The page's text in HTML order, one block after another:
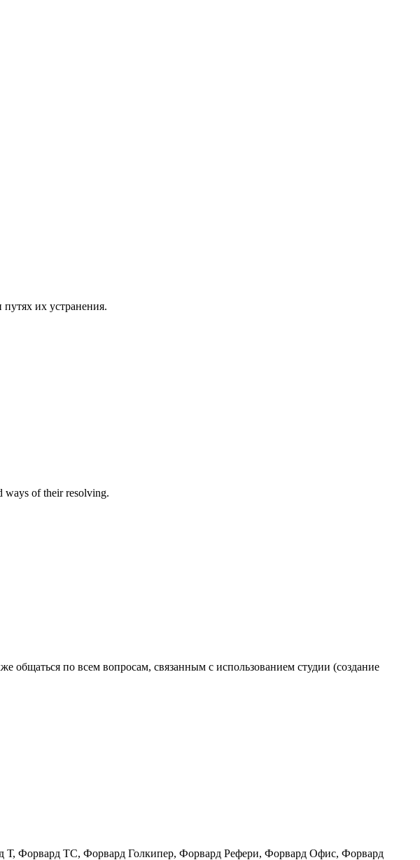
их устранения.
ways of their resolving.
общаться по всем вопросам, связанным с использованием студии (создание
Форвард ТС, Форвард Голкипер, Форвард Рефери, Форвард Офис, Форвард